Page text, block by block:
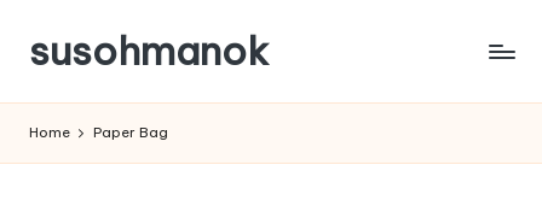
Skip
content
susohmanok
Home Paper Bag